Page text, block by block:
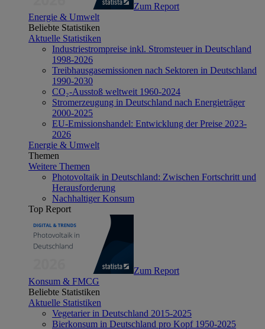
Zum Report
Energie & Umwelt
Beliebte Statistiken
Aktuelle Statistiken
Industriestrompreise inkl. Stromsteuer in Deutschland
1998-2026
Treibhausgasemissionen nach Sektoren in Deutschland
1990-2030
CO₂-Ausstoß weltweit 1960-2024
Stromerzeugung in Deutschland nach Energieträger
2000-2025
EU-Emissionshandel: Entwicklung der Preise 2023-
2026
Energie & Umwelt
Themen
Weitere Themen
Photovoltaik in Deutschland: Zwischen Fortschritt und
Herausforderung
Nachhaltiger Konsum
Top Report
Zum Report
Konsum & FMCG
Beliebte Statistiken
Aktuelle Statistiken
Vegetarier in Deutschland 2015-2025
Bierkonsum in Deutschland pro Kopf 1950-2025